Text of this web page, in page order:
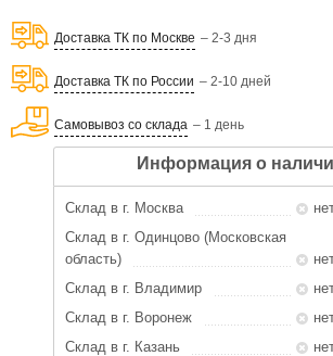
Доставка ТК по Москве – 2-3 дня
Доставка ТК по России – 2-10 дней
Самовывоз со склада – 1 день
Информация о
Склад в г. Москва
Склад в г. Одинцово (Московская
область)
Склад в г. Владимир
Склад в г. Воронеж
Склад в г. Казань